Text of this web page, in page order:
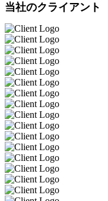
当社のクライアント